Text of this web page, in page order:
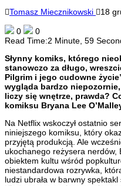
Tomasz Miecznikowski 18
0
0
Read Time:2 Minute, 59
Słynny komiks, którego
stanowczo za długo,
Pilgrim i jego cudowne
wygląda bardzo
liczy się wnętrze, prawda?
komiksu Bryana Lee
Na Netflix wskoczył ostatnio
niniejszego komiksu, który
przyjętą produkcją. Ale
ukochanego reżysera nerdów,
obiektem kultu wśród
niestandardowa rozrywka,
ludzi ubrała w barwny